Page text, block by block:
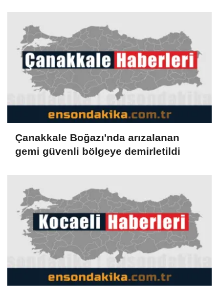
Çanakkale Boğazı'nda arızalanan
gemi güvenli bölgeye demirletildi